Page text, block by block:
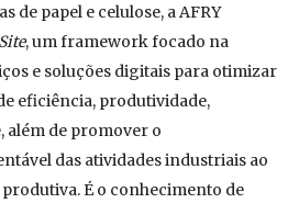
de papel e celulose, a AFRY
, um framework focado na
e soluções digitais para otimizar
eficiência, produtividade,
além de promover o
das atividades industriais ao
É o conhecimento de